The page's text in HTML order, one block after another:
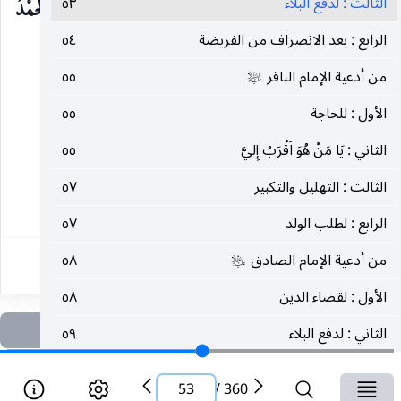
الرابع : بعد الانصراف من الفريضة
٥٤
من أدعية الإمام الباقر عليه‌السلام
٥٥
الأول : للحاجة
٥٥
الثاني : يَا مَنْ هُوَ اَقْرَبُ إِليَّ
٥٥
الثالث : التهليل والتكبير
٥٧
الرابع : لطلب الولد
٥٧
من أدعية الإمام الصادق عليه‌السلام
٥٨
الأول : لقضاء الدين
٥٨
الثاني : لدفع البلاء
٥٩
الثالث : الصلاة على النبي وآله
صلى‌الله‌عليه‌وآله‌وسلم
وَيَقَظَتِي وَمَنَامِي ، وَنَفْسِي وَأهْلِي ، وَمَالِي وَوَلَدِي ، وَالْحَمْدُ
للهِ وَحْدَهُ.
الثالث : لدفع البلاء
في مستدرك الوسائل : ج ٥ ص ١٠١ ح ٧ ، روي عن
360
/
53